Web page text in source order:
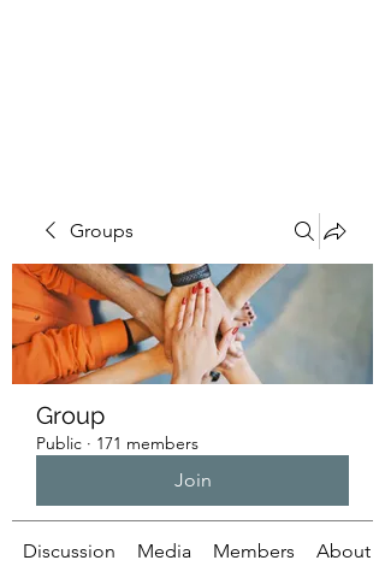
Groups
Group
Public · 171 members
Join
Discussion Media Members About